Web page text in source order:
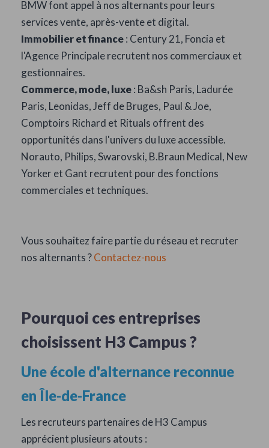
BMW font appel à nos alternants pour leurs
services vente, après-vente et digital.
Immobilier et finance: Century 21, Foncia et
l'Agence Principale recrutent nos commerciaux et
gestionnaires.
Commerce, mode, luxe: Ba&sh Paris, Ladurée
Paris, Leonidas, Jeff de Bruges, Paul & Joe,
Comptoirs Richard et Rituals offrent des
opportunités dans l'univers du luxe accessible.
Norauto, Philips, Swarovski, B.Braun Medical, New
Yorker et Gant recrutent pour des fonctions
commerciales et techniques.
Vous souhaitez faire partie du réseau et recruter
nos alternants ?Contactez-nous
Pourquoi ces entreprises
choisissent H3 Campus ?
Une école d'alternance reconnue
en Île-de-France
Les recruteurs partenaires de H3 Campus
apprécient plusieurs atouts :